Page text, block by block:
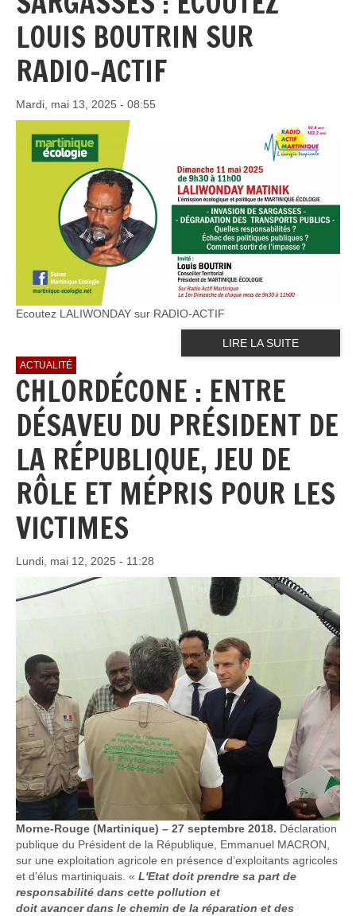
LOUIS BOUTRIN SUR
RADIO-ACTIF
Mardi, mai 13, 2025 - 08:55
Ecoutez LALIWONDAY sur RADIO-ACTIF
LIRE LA SUITE
ACTUALITÉ
CHLORDÉCONE : ENTRE
DÉSAVEU DU PRÉSIDENT DE
LA RÉPUBLIQUE, JEU DE
RÔLE ET MÉPRIS POUR LES
VICTIMES
Lundi, mai 12, 2025 - 11:28
Morne-Rouge (Martinique) – 27 septembre 2018. Déclaration
publique du Président de la République, Emmanuel MACRON,
sur une exploitation agricole en présence d’exploitants agricoles
et d’élus martiniquais. « L'Etat doit prendre sa part de
responsabilité dans cette pollution et
doit avancerdans le chemin de la réparation et des